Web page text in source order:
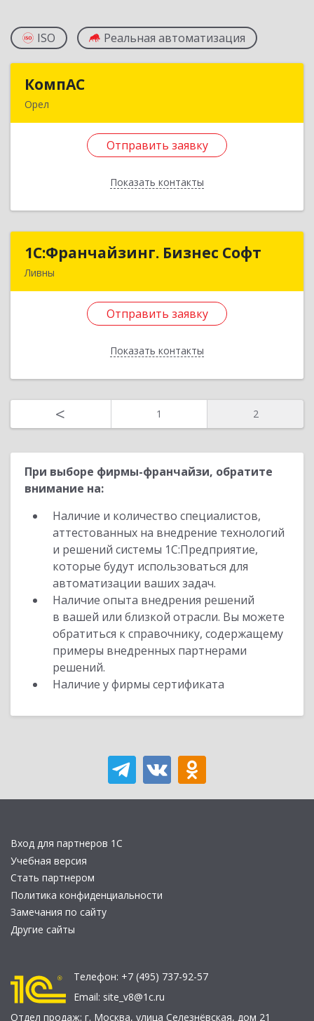
ISO Реальная автоматизация
КомпАС
Орел
Отправить заявку
Показать контакты
дом № 69, литера П, пом.7
1C:Франчайзинг. Бизнес Софт
Ливны
Отправить заявку
Показать контакты
1C:Франчайзинг. Бизнес Софт
дом № 2, кв.124
< 1 2
При выборе фирмы-франчайзи, обратите
внимание на:
Наличие и количество специалистов,
аттестованных на внедрение технологий
и решений системы 1С:Предприятие,
которые будут использоваться для
автоматизации ваших задач.
Наличие опыта внедрения решений
в вашей или близкой отрасли. Вы можете
обратиться к справочнику, содержащему
примеры внедренных партнерами
решений.
Наличие у фирмы сертификата
Вход для партнеров 1С
Учебная версия
Стать партнером
Политика конфиденциальности
Замечания по сайту
Другие сайты
Телефон: +7 (495) 737-92-57
Email: site_v8@1c.ru
Отдел продаж: г. Москва, улица Селезнёвская, дом 21